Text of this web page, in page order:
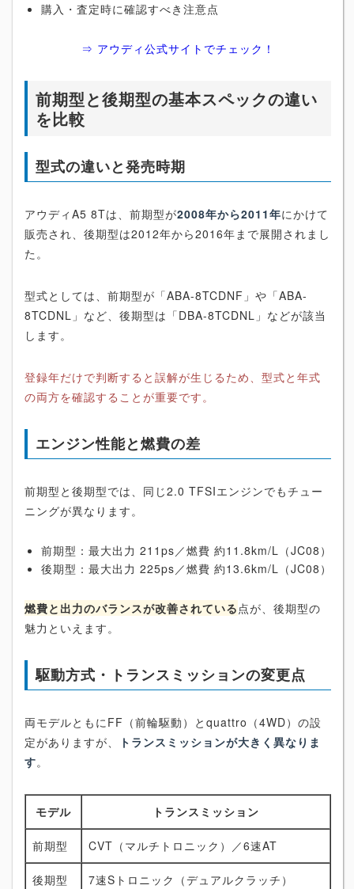
購入・査定時に確認すべき注意点
⇒ アウディ公式サイトでチェック！
前期型と後期型の基本スペックの違い
を比較
型式の違いと発売時期
アウディA5 8Tは、前期型が2008年から2011年にかけて
販売され、後期型は2012年から2016年まで展開されまし
た。
型式としては、前期型が「ABA-8TCDNF」や「ABA-
8TCDNL」など、後期型は「DBA-8TCDNL」などが該当
します。
登録年だけで判断すると誤解が生じるため、型式と年式
の両方を確認することが重要です。
エンジン性能と燃費の差
前期型と後期型では、同じ2.0 TFSIエンジンでもチュー
ニングが異なります。
前期型：最大出力 211ps／燃費 約11.8km/L（JC08）
後期型：最大出力 225ps／燃費 約13.6km/L（JC08）
燃費と出力のバランスが改善されている 点が、後期型の
魅力といえます。
駆動方式・トランスミッションの変更点
両モデルともにFF（前輪駆動）とquattro（4WD）の設
定がありますが、
トランスミッションが大きく異なりま
す。
モデル トランスミッション
前期型 CVT（マルチトロニック）／6速AT
後期型 7速Sトロニック（デュアルクラッチ）